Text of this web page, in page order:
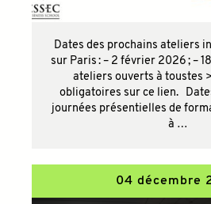
Dates des prochains ateliers
sur Paris : – 2 février 2026 ; –
ateliers ouverts à toustes
obligatoires sur ce lien.
journées présentielles de
à …
04 décembre